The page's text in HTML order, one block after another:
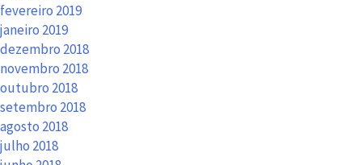
fevereiro 2019
janeiro 2019
dezembro 2018
novembro 2018
outubro 2018
setembro 2018
agosto 2018
julho 2018